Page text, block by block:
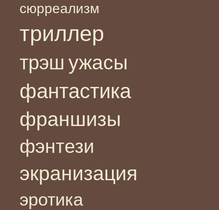
сюрреализм
триллер
трэш ужасы
фантастика
франшизы
фэнтези
экранизация
эротика